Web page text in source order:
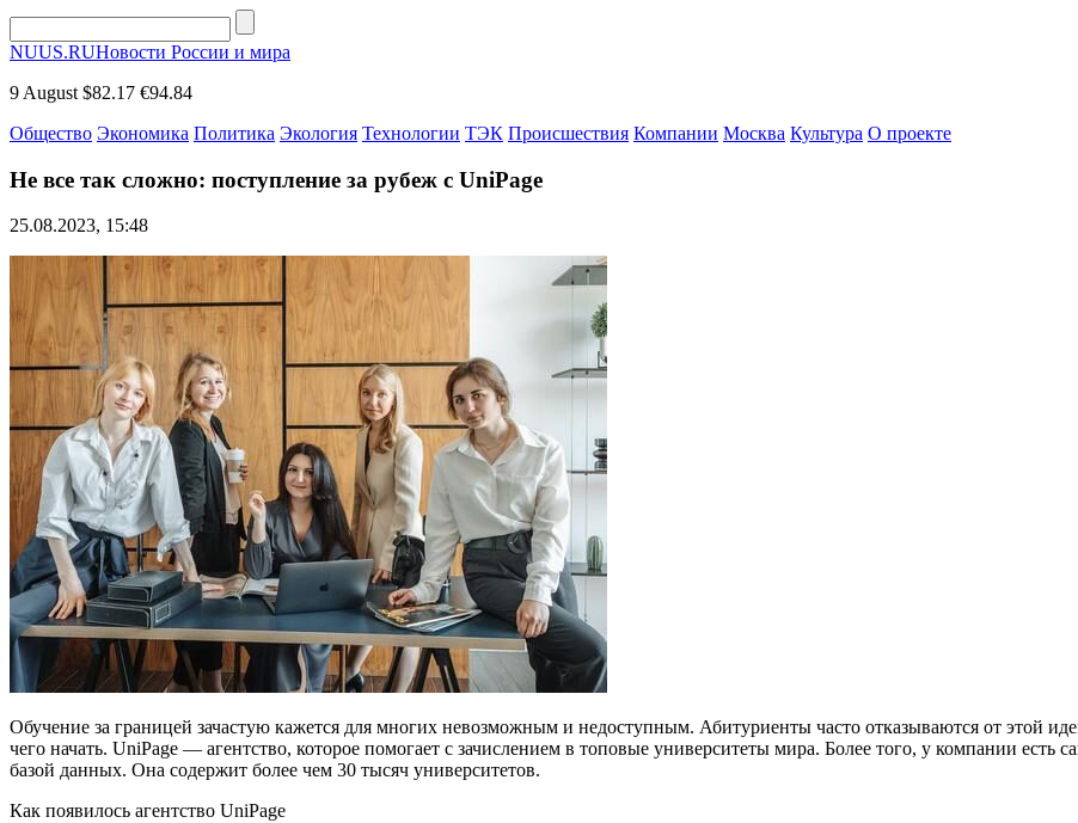
NUUS.RUНовости России и мира
9 August $82.17 €94.84
Общество Экономика Политика Экология Технологии ТЭК Происшествия Компании Москва Культура О проекте
Не все так сложно: поступление за рубеж с UniPage
25.08.2023, 15:48
Обучение за границей зачастую кажется для многих невозможным и недоступным. Абитуриенты часто отказываются от этой
чего начать. UniPage — агентство, которое помогает с зачислением в топовые университеты мира. Более того, у компании есть
базой данных. Она содержит более чем 30 тысяч университетов.
Как появилось агентство UniPage